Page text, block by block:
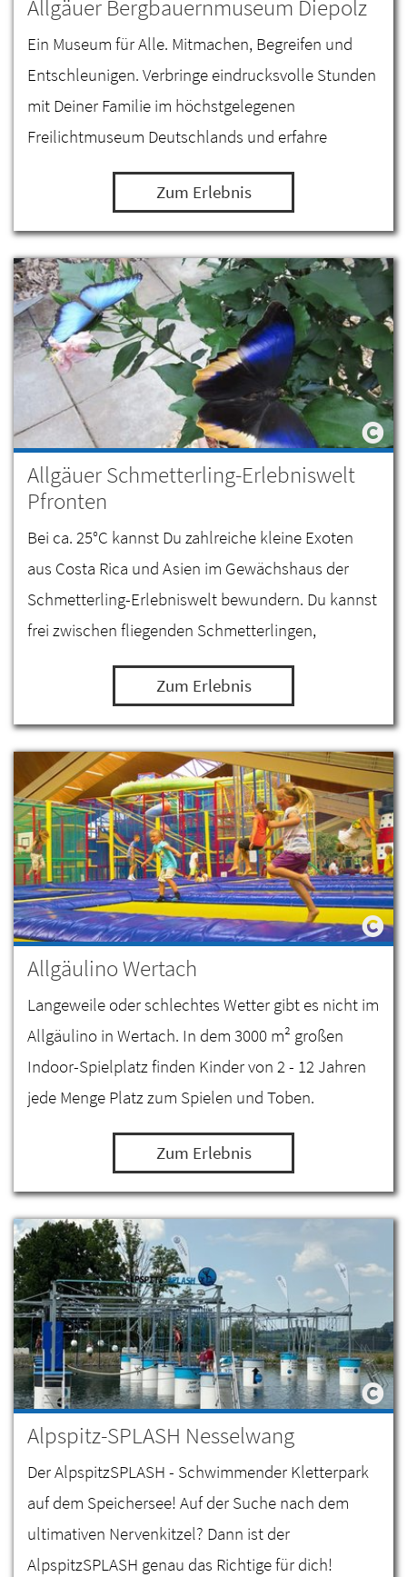
Allgäuer Bergbauernmuseum Diepolz
Ein Museum für Alle. Mitmachen, Begreifen und
Entschleunigen. Verbringe eindrucksvolle Stunden
mit Deiner Familie im höchstgelegenen
Freilichtmuseum Deutschlands und erfahre
Wissenswertes über die Milch- und Alpwirtschaft
Zum Erlebnis
Allgäuer Schmetterling-Erlebniswelt
Pfronten
Bei ca. 25°C kannst Du zahlreiche kleine Exoten
aus Costa Rica und Asien im Gewächshaus der
Schmetterling-Erlebniswelt bewundern. Du kannst
frei zwischen fliegenden Schmetterlingen,
Schildkröte, einem Leguan, Bartagamen und
Zum Erlebnis
Allgäulino Wertach
Langeweile oder schlechtes Wetter gibt es nicht im
Allgäulino in Wertach. In dem 3000 m² großen
Indoor-Spielplatz finden Kinder von 2 - 12 Jahren
jede Menge Platz zum Spielen und Toben.
Zum Erlebnis
Alpspitz-SPLASH Nesselwang
Der AlpspitzSPLASH - Schwimmender Kletterpark
auf dem Speichersee! Auf der Suche nach dem
ultimativen Nervenkitzel? Dann ist der
AlpspitzSPLASH genau das Richtige für dich!